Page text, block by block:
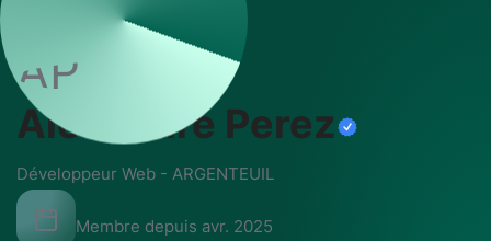
AP
Alexandre Perez
Développeur Web - ARGENTEUIL
Membre depuis avr. 2025